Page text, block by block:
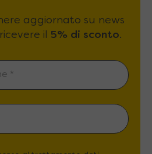
aggiornato su news
il 5% di sconto.